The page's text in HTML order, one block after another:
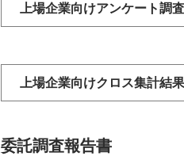
上場企業向けアンケート調
上場企業向けクロス集計結果
委託調査報告書